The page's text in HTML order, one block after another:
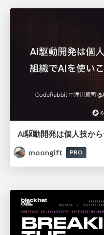
moongift
PRO